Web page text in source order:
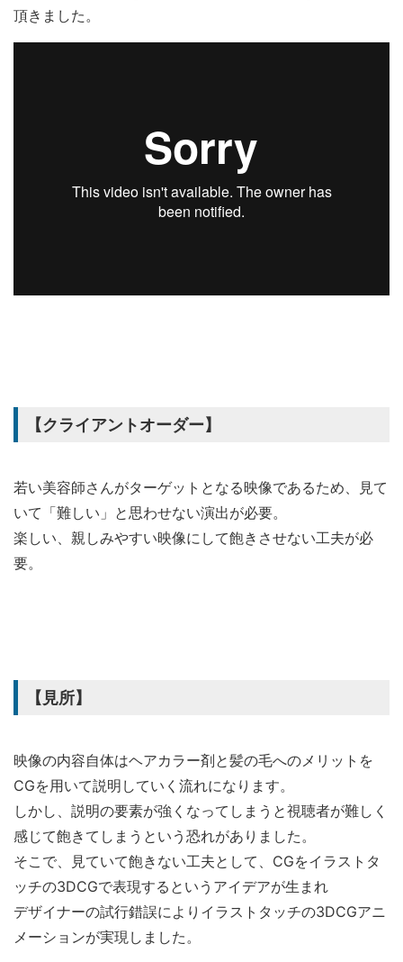
頂きました。
【クライアントオーダー】
若い美容師さんがターゲットとなる映像であるため、見て
いて「難しい」と思わせない演出が必要。
楽しい、親しみやすい映像にして飽きさせない工夫が必
要。
【見所】
映像の内容自体はヘアカラー剤と髪の毛へのメリットを
CGを用いて説明していく流れになります。
しかし、説明の要素が強くなってしまうと視聴者が難しく
感じて飽きてしまうという恐れがありました。
そこで、見ていて飽きない工夫として、CGをイラストタ
ッチの3DCGで表現するというアイデアが生まれ
デザイナーの試行錯誤によりイラストタッチの3DCGアニ
メーションが実現しました。